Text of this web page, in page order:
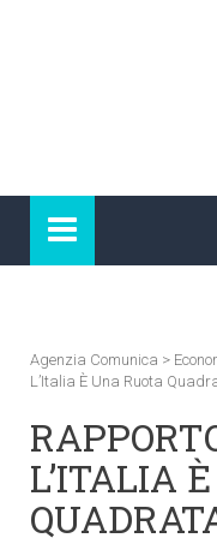
Agenzia Comunica >
L’Italia È Una Ruota
L’ITALIA